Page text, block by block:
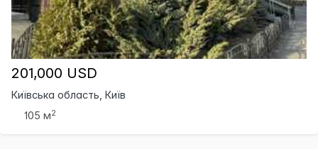
201,000 USD
Київська область, Київ
105 м2